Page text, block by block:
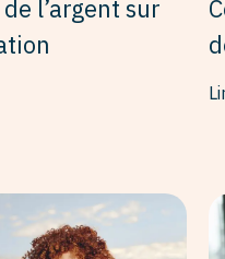
l’argent sur